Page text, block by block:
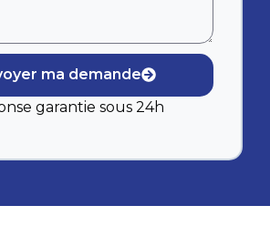
ma demande
garantie sous 24h